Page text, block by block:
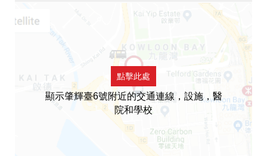
點擊此處
顯示肇輝臺6號附近的交通連線，設施，醫
院和學校